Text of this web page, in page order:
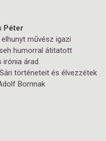
Péter
művész igazi
humorral átitatott
irónia árad.
történeteit és élvezzétek
Bornnak